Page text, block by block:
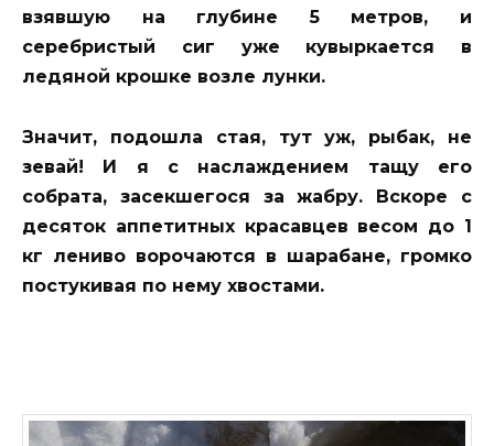
взявшую на глубине 5 метров, и
серебристый сиг уже кувыркается в
ледяной крошке возле лунки.
Значит, подошла стая, тут уж, рыбак, не
зевай! И я с наслаждением тащу его
собрата, засекшегося за жабру. Вскоре с
десяток аппетитных красавцев весом до 1
кг лениво ворочаются в шарабане, громко
постукивая по нему хвостами.